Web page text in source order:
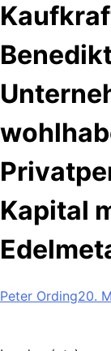
Kapital
Peter Ording20.